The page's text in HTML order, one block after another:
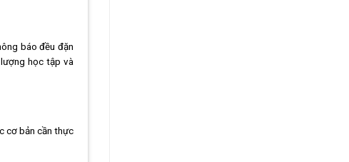
báo đều đặn
học tập và
cơ bản cần thực